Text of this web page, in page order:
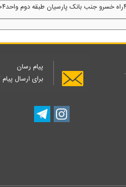
پیام رسان
برای ارسال پیام